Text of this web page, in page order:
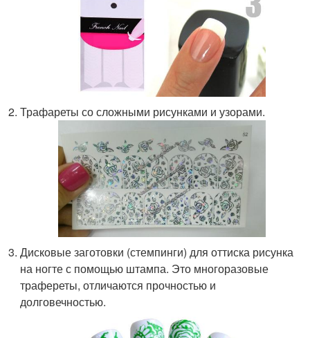
Трафареты со сложными рисунками и узорами.
Дисковые заготовки (стемпинги) для оттиска рисунка
на ногте с помощью штампа. Это многоразовые
трафереты, отличаются прочностью и
долговечностью.